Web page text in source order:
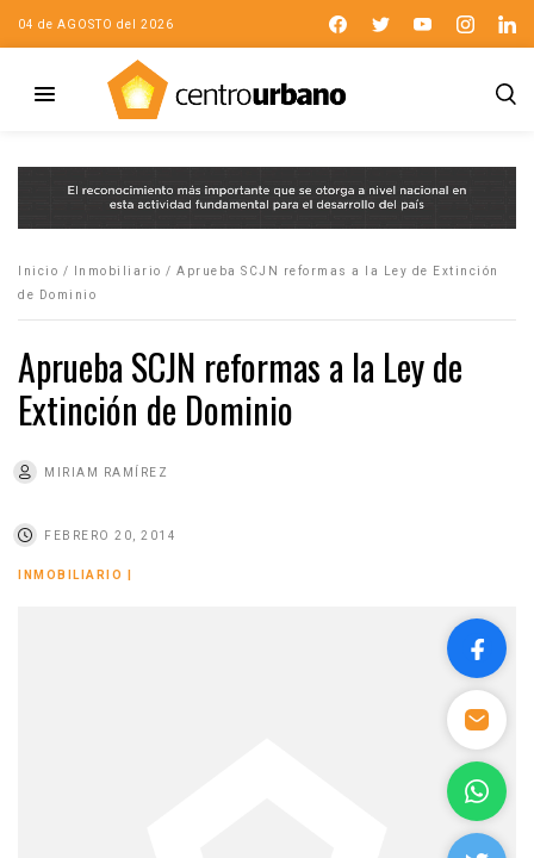
04 de AGOSTO del 2026
Inicio / Inmobiliario / Aprueba SCJN reformas a la Ley de Extinción
de Dominio
Aprueba SCJN reformas a la Ley de
Extinción de Dominio
MIRIAM RAMÍREZ
FEBRERO 20, 2014
INMOBILIARIO